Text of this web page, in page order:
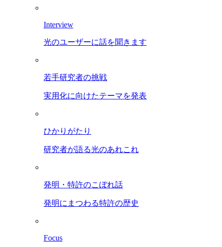
Interview
光のユーザーに話を聞きます
若手研究者の挑戦
実用化に向けたテーマを発表
ひかりがたり
研究者が語る光のあれこれ
発明・特許のこぼれ話
発明にまつわる特許の歴史
Focus